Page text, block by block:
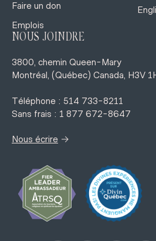
Faire un don
Emplois
NOUS JOINDRE
3800, chemin Queen-Mary
Montréal, (Québec) Canada, H3V
Téléphone : 514 733-8211
Sans frais : 1 877 672-8647
Nous écrire →